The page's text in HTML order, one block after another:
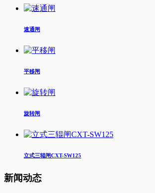
速通闸
平移闸
旋转闸
立式三辊闸CXT-SW125
新闻动态